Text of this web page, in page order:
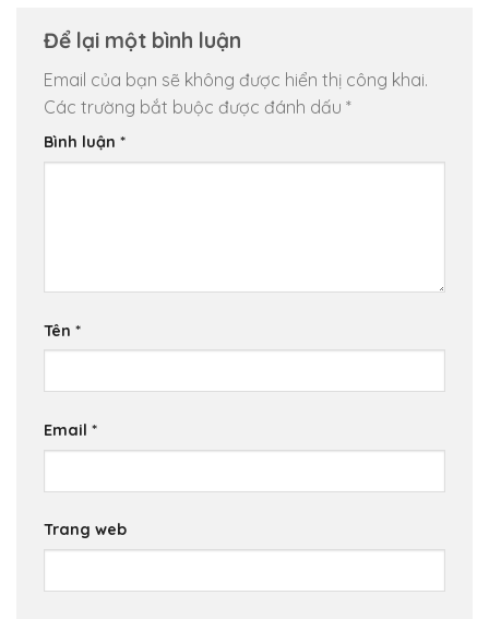
Để lại một bình luận
Email của bạn sẽ không được hiển thị công khai.
Các trường bắt buộc được đánh dấu *
Bình luận *
Tên *
Email *
Trang web